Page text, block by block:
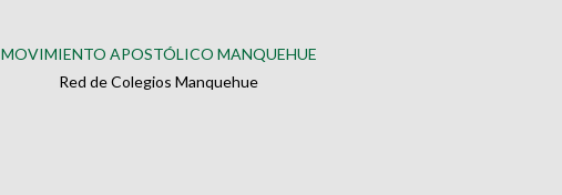
MOVIMIENTO APOSTÓLICO MANQUEHUE
Red de Colegios Manquehue